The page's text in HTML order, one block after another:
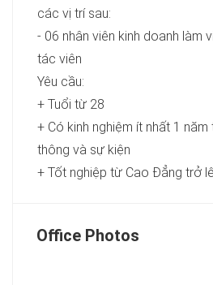
các vị trí sau:
- 06 nhân viên kinh doanh làm
tác viên
Yêu cầu:
+ Tuổi từ 28
+ Có kinh nghiệm ít nhất 1
thông và sự kiện
+ Tốt nghiệp từ Cao Đẳng trở
Office Photos